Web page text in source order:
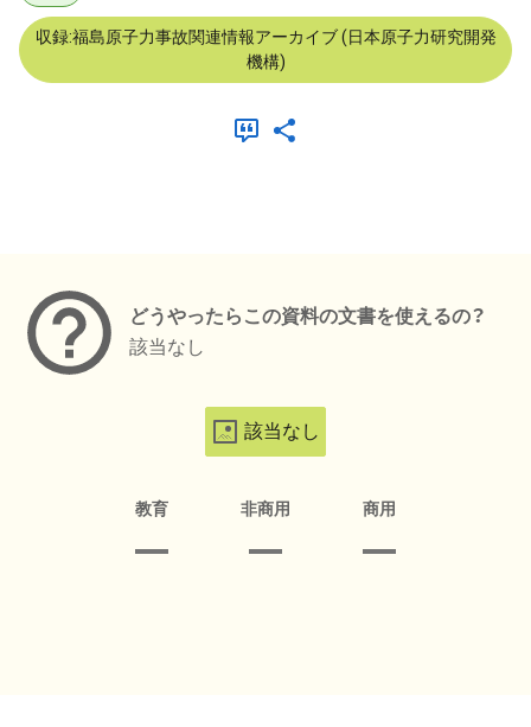
収録:福島原子力事故関連情報アーカイブ (日本原子力研究開発
機構)
どうやったらこの資料の文書を使えるの？
該当なし
該当なし
教育 非商用 商用